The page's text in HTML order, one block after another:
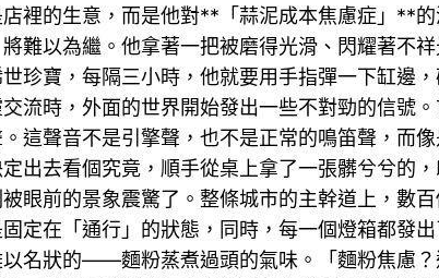
裡的生意，而是他對**「蒜泥成本焦慮症」**
難以為繼。他拿著一把被磨得光滑、閃耀著不
珍寶，每隔三小時，他就要用手指彈一下缸
流時，外面的世界開始發出一些不對勁的信號
聲音不是引擎聲，也不是正常的鳴笛聲，而像
出去看個究竟，順手從桌上拿了一張髒兮兮的
眼前的景象震驚了。整條城市的主幹道上，數
定在「通行」的狀態，同時，每一個燈箱都發
名狀的——麵粉蒸煮過頭的氣味。「麵粉焦慮